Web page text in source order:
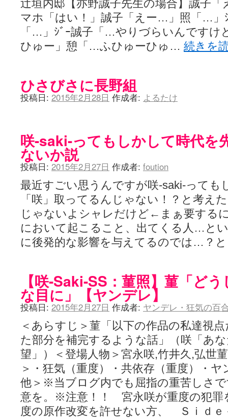
辻垣内邸【亦野誠子先生の場合】誠子
マホ「はい！」誠子「えー…」照「…」
「…」ｼﾞｰ誠子「…やりづらいんですけ
ひゅー」憩「…ふひゅーひゅ… 続きを
ひさびさに長野組
投稿日: 2015年2月28日 作成者: よるたけ
咲-saki-ってもしかして時代を
ないか説
投稿日: 2015年2月27日 作成者: foution
最近すごい思うんですが咲-saki-っても
「咲」取ってるんじゃない！？と考え
じゃないよシャレだけど←まぁ要する
において起こること、出てくる人…と
に後発的な影響を与えてるのでは…？
【咲-Saki-SS：菫照】菫「ど
な目に」【ヤンデレ】
投稿日: 2015年2月27日 作成者: ヤンデレ・狂気の百
＜あらすじ＞菫「以下の作品の私達視
た部分を補完するような話」（咲「あ
望」）＜登場人物＞宮永咲,竹井久,弘世
＞・狂気（重度）・共依存（重度）・
他＞※当ブログ内でも屈指の重苦しさ
意を。※注意！！ 宮永咲が重度の犯
度の原作改変を許せない方、 Ｓｉｄ